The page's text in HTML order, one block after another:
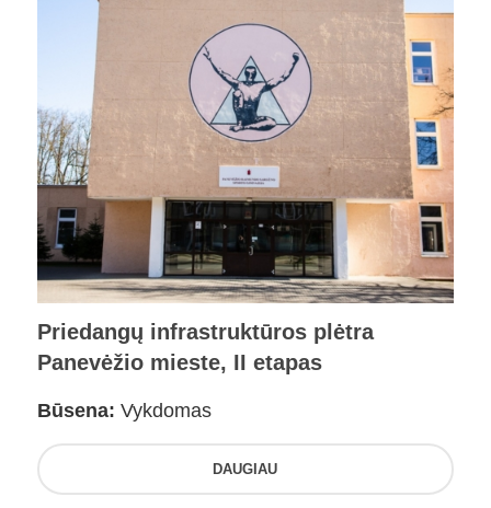
Priedangų infrastruktūros plėtra
Panevėžio mieste, II etapas
Būsena: Vykdomas
DAUGIAU